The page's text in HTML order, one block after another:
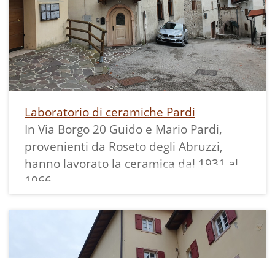
dell'Archivio della Memoria, è qui
consultabile, nello specifico a pag. 39-41:
Laboratorio di ceramiche Pardi
In Via Borgo 20 Guido e Mario Pardi,
provenienti da Roseto degli Abruzzi,
hanno lavorato la ceramica dal 1931 al
1966.
La loro produzione artistica si è avvalsa
anche della preziosa collaborazione con
il noto artista di Lasino Francesco
Trentini, al quale è dedicato un sito: